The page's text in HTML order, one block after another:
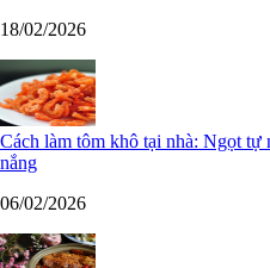
18/02/2026
Cách làm tôm khô tại nhà: Ngọt tự
nắng
06/02/2026